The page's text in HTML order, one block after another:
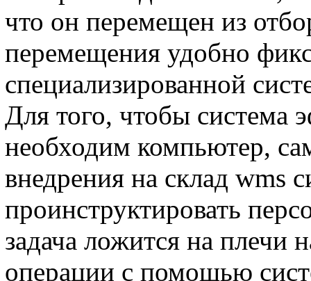
что он перемещен из
перемещения удобно
специализированной
Для того, чтобы система
необходим компьютер,
внедрения на склад wms
проинструктировать
задача ложится на плечи
операции с помощью